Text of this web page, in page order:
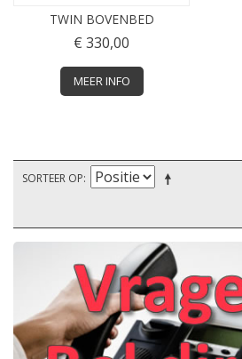
TWIN BOVENBED
€ 330,00
MEER INFO
SORTEER OP